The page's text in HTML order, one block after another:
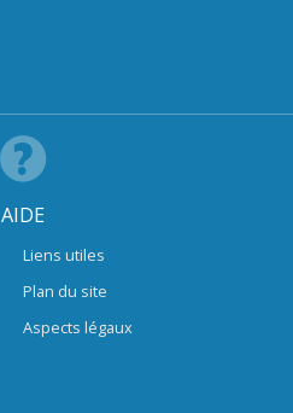
AIDE
Liens utiles
Plan du site
Aspects légaux